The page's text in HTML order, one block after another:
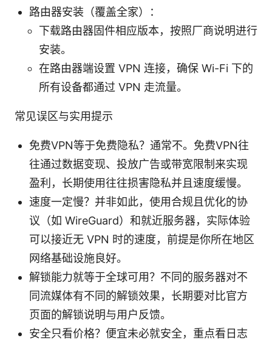
路由器安装（覆盖全家）：
下载路由器固件相应版本，按照厂商说明进行
安装。
在路由器端设置 VPN 连接，确保 Wi-Fi 下的
所有设备都通过 VPN 走流量。
常见误区与实用提示
免费VPN等于免费隐私？通常不。免费VPN往
往通过数据变现、投放广告或带宽限制来实现
盈利，长期使用往往损害隐私并且速度缓慢。
速度一定慢？并非如此，使用合规且优化的协
议（如 WireGuard）和就近服务器，实际体验
可以接近无 VPN 时的速度，前提是你所在地区
网络基础设施良好。
解锁能力就等于全球可用？不同的服务器对不
同流媒体有不同的解锁效果，长期要对比官方
页面的解锁说明与用户反馈。
安全只看价格？便宜未必就安全，重点看日志